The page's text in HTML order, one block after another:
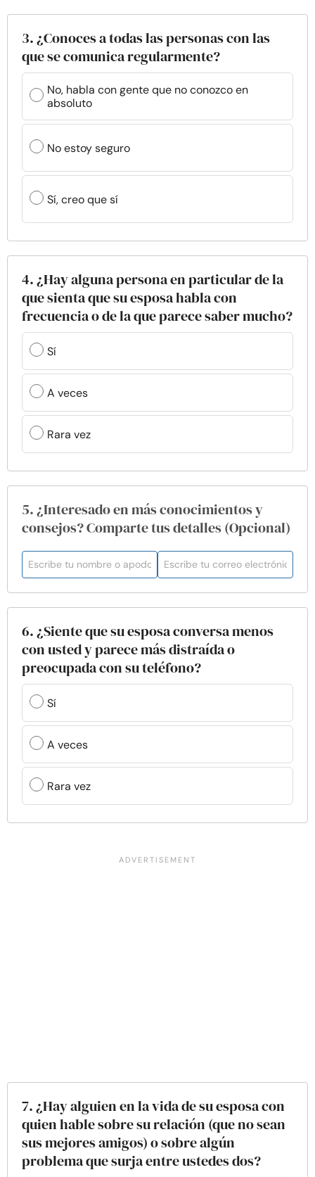
3. ¿Conoces a todas las personas con las
que se comunica regularmente?
No, habla con gente que no conozco en
absoluto
No estoy seguro
Sí, creo que sí
4. ¿Hay alguna persona en particular de la
que sienta que su esposa habla con
frecuencia o de la que parece saber mucho?
Sí
A veces
Rara vez
5. ¿Interesado en más conocimientos y
consejos? Comparte tus detalles (Opcional)
6. ¿Siente que su esposa conversa menos
con usted y parece más distraída o
preocupada con su teléfono?
Sí
A veces
Rara vez
7. ¿Hay alguien en la vida de su esposa con
quien hable sobre su relación (que no sean
sus mejores amigos) o sobre algún
problema que surja entre ustedes dos?